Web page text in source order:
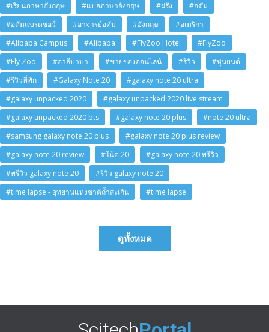
#เรียนภาษาอังกฤษ
#แปลภาษาอังกฤษ #ฝรั่ง
#อดัม
#อดัมแบรดชอว์
#อาจารย์อดัม #อังกฤษ
#อเมริกา
#Alibaba Campus
#Alibaba #FlyZoo Hotel
#FlyZoo
#Fly Zoo
#อาลีบาบา #ขายของออนไลน์ #รีวิว
#หุ่นยนต์
#รีวิวที่พัก
#Galaxy Note 20
#galaxy note 20 ultra
#galaxy unpacked 2020
#galaxy unpacked 2020 live stream
#galaxy unpacked 2020 bts
#galaxy note 20 plus
#note 20 ultra
#samsung galaxy note 20 plus
#galaxy note 20 plus review
#galaxy note 20 review
#โน้ต 20
#galaxy note 20 พรีวิว
#พรีวิว galaxy note 20
#รีวิว galaxy note 20
#time lapse - อุทยานแห่งชาติถ้ำสะเกิน
#time lapse
ดูทั้งหมด